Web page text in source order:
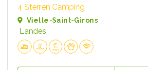
4 Sterren Camping
Vielle-Saint-Girons
Landes